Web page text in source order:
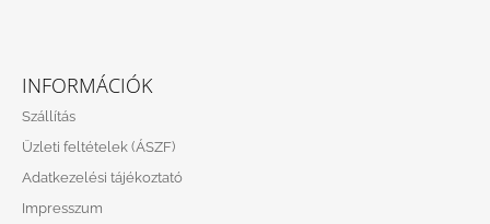
INFORMÁCIÓK
Szállítás
Üzleti feltételek (ÁSZF)
Adatkezelési tájékoztató
Impresszum